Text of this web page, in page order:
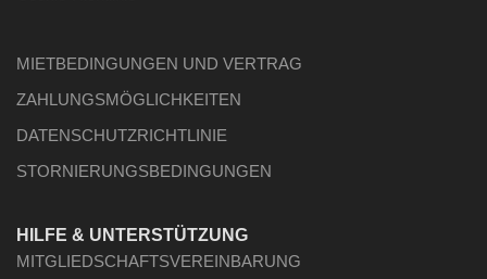
MIETBEDINGUNGEN UND VERTRAG
ZAHLUNGSMÖGLICHKEITEN
DATENSCHUTZRICHTLINIE
STORNIERUNGSBEDINGUNGEN
HILFE & UNTERSTÜTZUNG
MITGLIEDSCHAFTSVEREINBARUNG